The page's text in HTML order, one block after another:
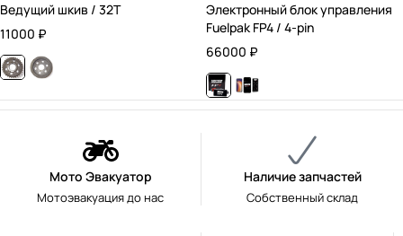
Ведущий шкив / 32T
11000 ₽
Электронный блок управления
Fuelpak FP4 / 4-pin
66000 ₽
Мото Эвакуатор
Мотоэвакуация до нас
Наличие запчастей
Собственный склад